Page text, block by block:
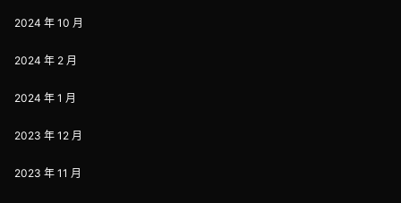
2024 年 10 月
2024 年 2 月
2024 年 1 月
2023 年 12 月
2023 年 11 月